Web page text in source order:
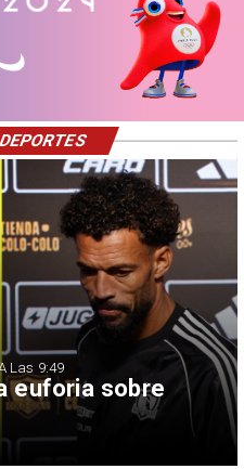
euforia sobre
Las 9:49